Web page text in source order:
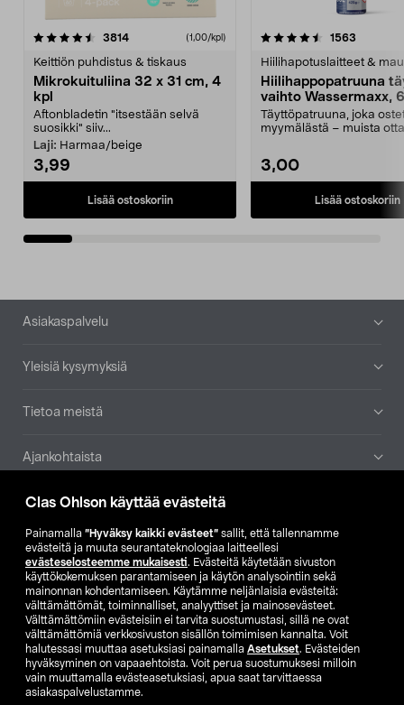
Clas Ohlson käyttää evästeitä
Painamalla ”Hyväksy kaikki evästeet” sallit, että tallennamme
evästeitä ja muuta seurantateknologiaa laitteellesi
evästeselosteemme mukaisesti. Evästeitä käytetään sivuston
käyttökokemuksen parantamiseen ja käytön analysointiin sekä
mainonnan kohdentamiseen. Käytämme neljänlaisia evästeitä:
välttämättömät, toiminnalliset, analyyttiset ja mainosevästeet.
Välttämättömiin evästeisiin ei tarvita suostumustasi, sillä ne ovat
välttämättömiä verkkosivuston sisällön toimimisen kannalta. Voit
halutessasi muuttaa asetuksiasi painamalla Asetukset. Evästeiden
hyväksyminen on vapaaehtoista. Voit perua suostumuksesi milloin
vain muuttamalla evästeasetuksiasi, apua saat tarvittaessa
asiakaspalvelustamme.
3814arvostelut (1,00/kpl)
Keittiön puhdistus & tiskaus
Mikrokuituliina 32 x 31 cm, 4
kpl
Aftonbladetin "itsestään selvä
suosikki" siiv...
Laji: Harmaa/beige
3,99
Lisää ostoskoriin
4.5viidestä
1563
Hiilihapotuslaitteet &
Hiilihappopatruuna
vaihto Wassermaxx,
Täyttöpatruuna, joka
myymälästä – muista
3,00
Lisää ostoskoriin
4.5viidestä
Alatunniste
Asiakaspalvelu
Yleisiä kysymyksiä
Tietoa meistä
Ajankohtaista
Muut yrityksemme
Etsi myymälä
SE NO FI
FI SV